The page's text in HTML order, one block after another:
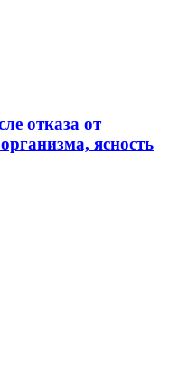
отказа от
ясность